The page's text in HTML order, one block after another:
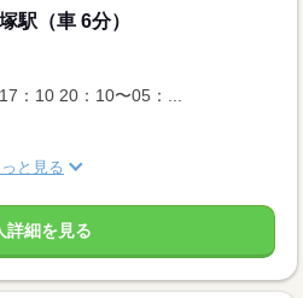
駅（車 6分）
：10 20：10〜05：...
っと見る
詳細を見る